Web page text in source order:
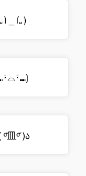
ì _ í｡)
･̆⌓･̆⑉)
ᵒ̌皿ᵒ̌ )ა